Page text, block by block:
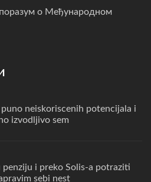
о Међународном
puno neiskoriscenih potencijala i
izvodljivo sem
penziju i preko Solis-a potraziti
sebi nest